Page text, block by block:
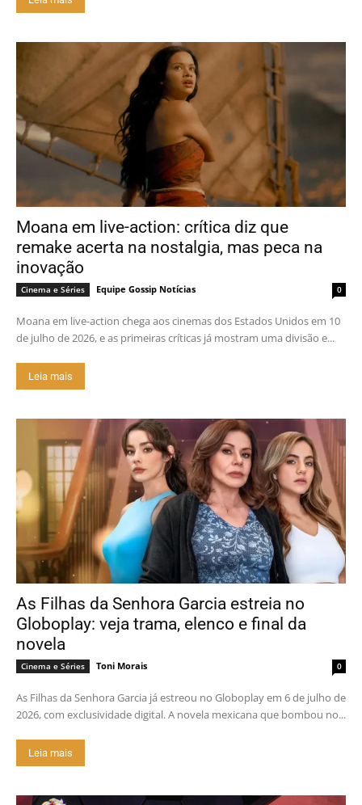
Moana em live-action: crítica diz que
remake acerta na nostalgia, mas peca na
inovação
Cinema e Séries Equipe Gossip Notícias 0
Moana em live-action chega aos cinemas dos Estados Unidos em 10
de julho de 2026, e as primeiras críticas já mostram uma divisão e...
Leia mais
As Filhas da Senhora Garcia estreia no
Globoplay: veja trama, elenco e final da
novela
Cinema e Séries Toni Morais 0
As Filhas da Senhora Garcia já estreou no Globoplay em 6 de julho de
2026, com exclusividade digital. A novela mexicana que bombou no...
Leia mais